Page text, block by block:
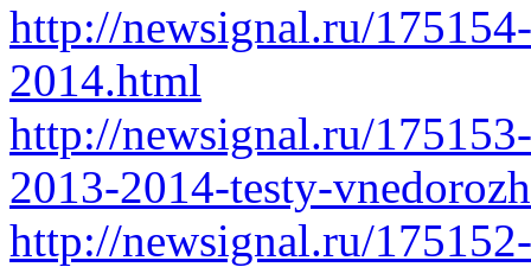
http://newsignal.ru/
2014.html
http://newsignal.ru/
2013-2014-testy-
http://newsignal.ru/